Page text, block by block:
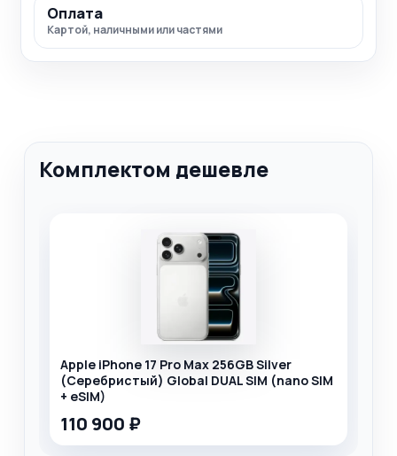
Оплата
Картой, наличными или частями
Комплектом дешевле
Apple iPhone 17 Pro Max 256GB Silver
(Серебристый) Global DUAL SIM (nano SIM
+ eSIM)
110 900 ₽